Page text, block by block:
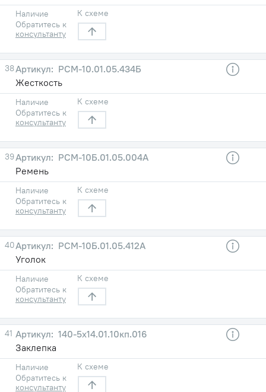
Наличие
Обратитесь к
консультанту
К схеме
38
РСМ-10.01.05.434Б
Жесткость
Наличие
Обратитесь к
консультанту
К схеме
39
РСМ-10Б.01.05.004А
Ремень
Наличие
Обратитесь к
консультанту
К схеме
40
РСМ-10Б.01.05.412А
Уголок
Наличие
Обратитесь к
консультанту
К схеме
41
140-5x14.01.10кп.016
Заклепка
Наличие
Обратитесь к
консультанту
К схеме